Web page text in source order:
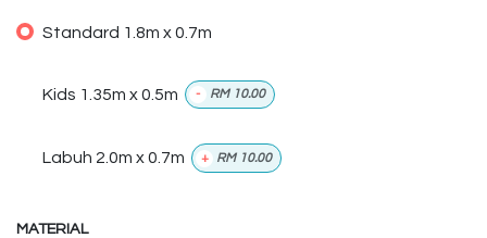
Standard 1.8m x 0.7m
Kids 1.35m x 0.5m - RM 10.00
Labuh 2.0m x 0.7m + RM 10.00
MATERIAL